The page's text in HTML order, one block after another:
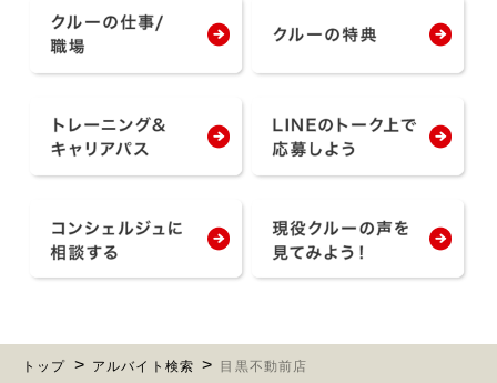
トップ アルバイト検索 目黒不動前店